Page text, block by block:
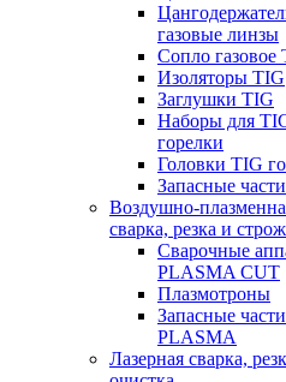
газовые линзы
Сопло газовое
Изоляторы TIG
Заглушки TIG
Наборы для
горелки
Головки TIG
Запасные
Воздушно-
сварка, резка и
Сварочные
PLASMA CUT
Плазмотроны
Запасные части
PLASMA
Лазерная сварка,